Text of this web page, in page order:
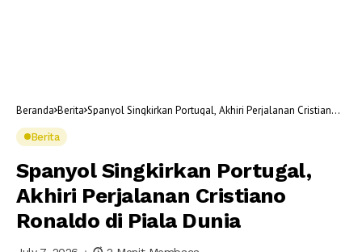
Beranda Berita Spanyol Singkirkan Portugal, Akhiri Perjalanan Cristiano
Berita
Spanyol Singkirkan Portugal,
Akhiri Perjalanan Cristiano
Ronaldo di Piala Dunia